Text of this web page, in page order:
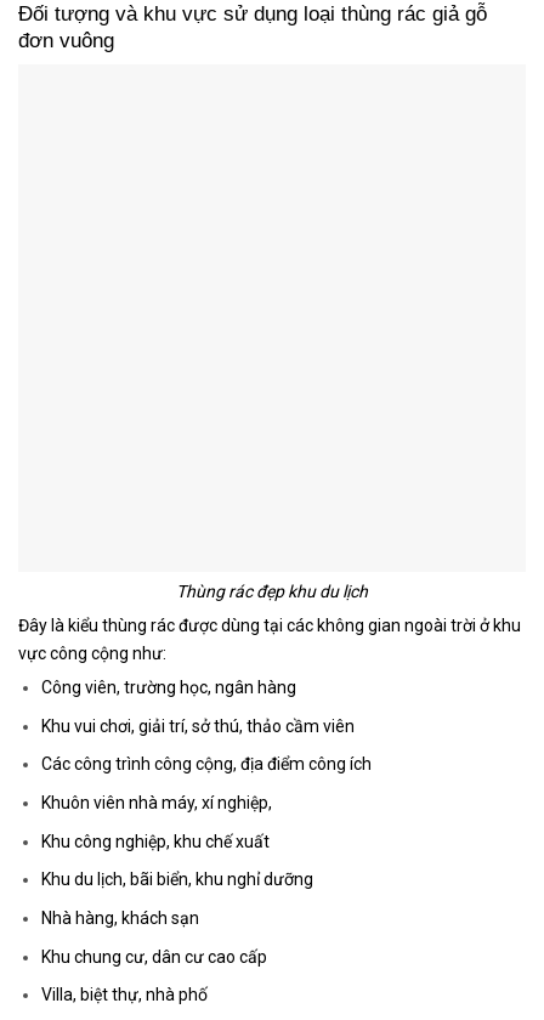
Đối tượng và khu vực sử dụng loại thùng rác giả gỗ
đơn vuông
Thùng rác đẹp khu du lịch
Đây là kiểu thùng rác được dùng tại các không gian ngoài trời ở khu
vực công cộng như:
Công viên, trường học, ngân hàng
Khu vui chơi, giải trí, sở thú, thảo cầm viên
Các công trình công cộng, địa điểm công ích
Khuôn viên nhà máy, xí nghiệp,
Khu công nghiệp, khu chế xuất
Khu du lịch, bãi biển, khu nghỉ dưỡng
Nhà hàng, khách sạn
Khu chung cư, dân cư cao cấp
Villa, biệt thự, nhà phố